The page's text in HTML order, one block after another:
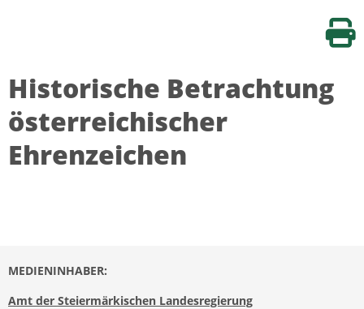
Historische Betrachtung
österreichischer
Ehrenzeichen
MEDIENINHABER:
Amt der Steiermärkischen Landesregierung